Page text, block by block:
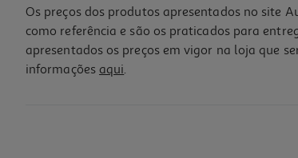
Os preços dos produtos apresentados no site
como referência e são os praticados para
apresentados os preços em vigor na loja que
informações aqui.